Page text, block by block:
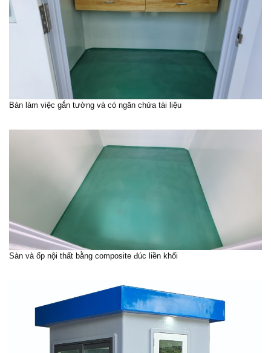
Bàn làm việc gắn tường và có ngăn chứa tài liệu
Sàn và ốp nội thất bằng composite đúc liền khối